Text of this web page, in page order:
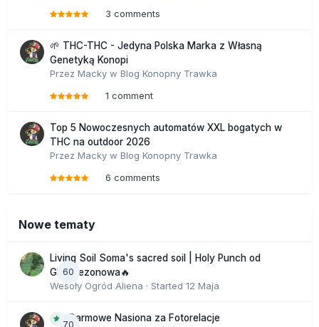
3 comments
🌱 THC-THC - Jedyna Polska Marka z Własną
Genetyką Konopi
Przez Macky w Blog Konopny Trawka
1 comment
Top 5 Nowoczesnych automatów XXL bogatych w
THC na outdoor 2026
Przez Macky w Blog Konopny Trawka
6 comments
Nowe tematy
60
Living Soil Soma's sacred soil | Holy Punch od
GHS sezonowa🔥
Wesoły Ogród Aliena · Started 12 Maja
70
Darmowe Nasiona za Fotorelacje